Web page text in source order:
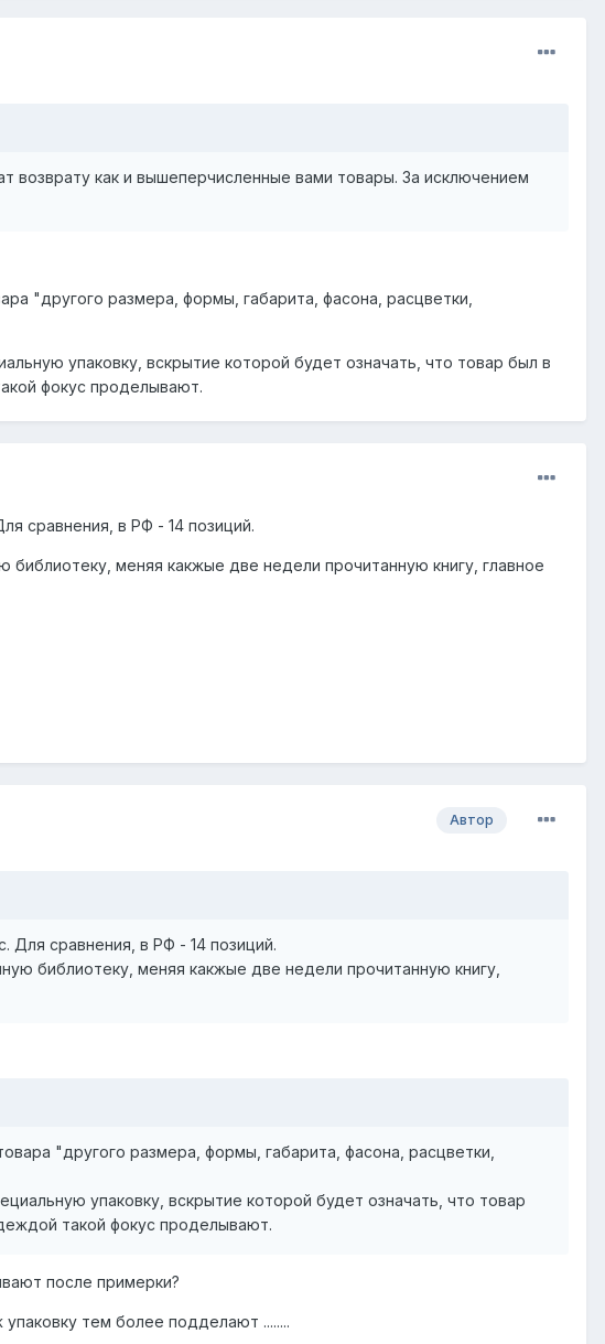
как и вышеперчисленные вами товары. За исключением
"другого размера, формы, габарита, фасона, расцветки,
упаковку, вскрытие которой будет означать, что товар был в
фокус проделывают.
сравнения, в РФ - 14 позиций.
меняя какжые две недели прочитанную книгу, главное
Автор
сравнения, в РФ - 14 позиций.
библиотеку, меняя какжые две недели прочитанную книгу,
"другого размера, формы, габарита, фасона, расцветки,
упаковку, вскрытие которой будет означать, что товар
такой фокус проделывают.
после примерки?
тем более подделают ........